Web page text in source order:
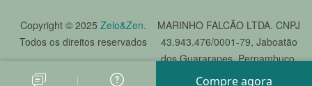
Compre agora
Copyright © 2025 Zelo&Zen.
Todos os direitos reservados
MARINHO FALCÃO LTDA. CNPJ
43.943.476/0001-79, Jaboatão
dos Guararapes, Pernambuco.